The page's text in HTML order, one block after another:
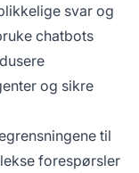
svar og
chatbots
og sikre
til
forespørsler